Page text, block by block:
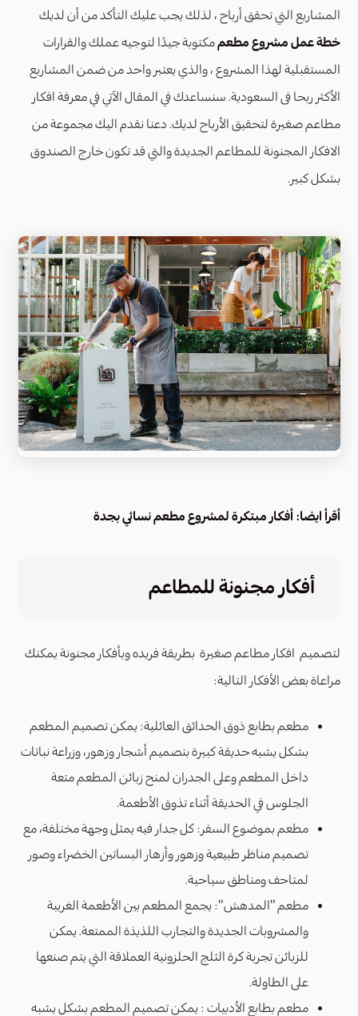
المشاريع التي تحقق أرباح ، لذلك يجب عليك التأكد من أن لديك
خطة عمل مشروع مطعممكتوبة جيدًا لتوجيه عملك والقرارات
المستقبلية لهذا المشروع ، والذي يعتبر واحد من ضمن المشاريع
الأكثر ربحا فى السعودية. سنساعدك في المقال الآتي في معرفة افكار
مطاعم صغيرة لتحقيق الأرباح لديك. دعنا نقدم اليك مجموعة من
الافكار المجنونة للمطاعم الجديدة والتي قد تكون خارج الصندوق
بشكل كبير.
أقرأ ايضا:أفكار مبتكرة لمشروع مطعم نسائي بجدة
أفكار مجنونة للمطاعم
لتصميم افكار مطاعم صغيرة بطريقة فريده وبأفكار مجنونة يمكنك
مراعاة بعض الأفكار التالية:
مطعم بطابع ذوق الحدائق العائلية: يمكن تصميم المطعم
بشكل يشبه حديقة كبيرة بتصميم أشجار وزهور، وزراعة نباتات
داخل المطعم وعلى الجدران لمنح زبائن المطعم متعة
الجلوس في الحديقة أثناء تذوق الأطعمة.
مطعم بموضوع السفر: كل جدار فيه يمثل وجهة مختلفة، مع
تصميم مناظر طبيعية وزهور وأزهار البساتين الخضراء وصور
لمتاحف ومناطق سياحية.
مطعم "المدهش": يجمع المطعم بين الأطعمة الغريبة
والمشروبات الجديدة والتجارب اللذيذة الممتعة. يمكن
للزبائن تجربة كرة الثلج الحلزونية العملاقة التي يتم صنعها
على الطاولة.
مطعم بطابع الأدبيات : يمكن تصميم المطعم بشكل يشبه